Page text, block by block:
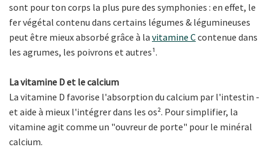
sont pour ton corps la plus pure des symphonies : en effet, le
fer végétal contenu dans certains légumes & légumineuses
peut être mieux absorbé grâce à la vitamine Ccontenue dans
les agrumes, les poivrons et autres¹.
La vitamine D et le calcium
La vitamine D favorise l'absorption du calcium par l'intestin -
et aide à mieux l'intégrer dans les os². Pour simplifier, la
vitamine agit comme un "ouvreur de porte" pour le minéral
calcium.